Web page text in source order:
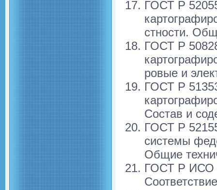
ГОСТ Р
стности.
ГОСТ Р
ровые и
ГОСТ Р
Состав и
ГОСТ Р
системы
Общие
ГОСТ Р ИСО